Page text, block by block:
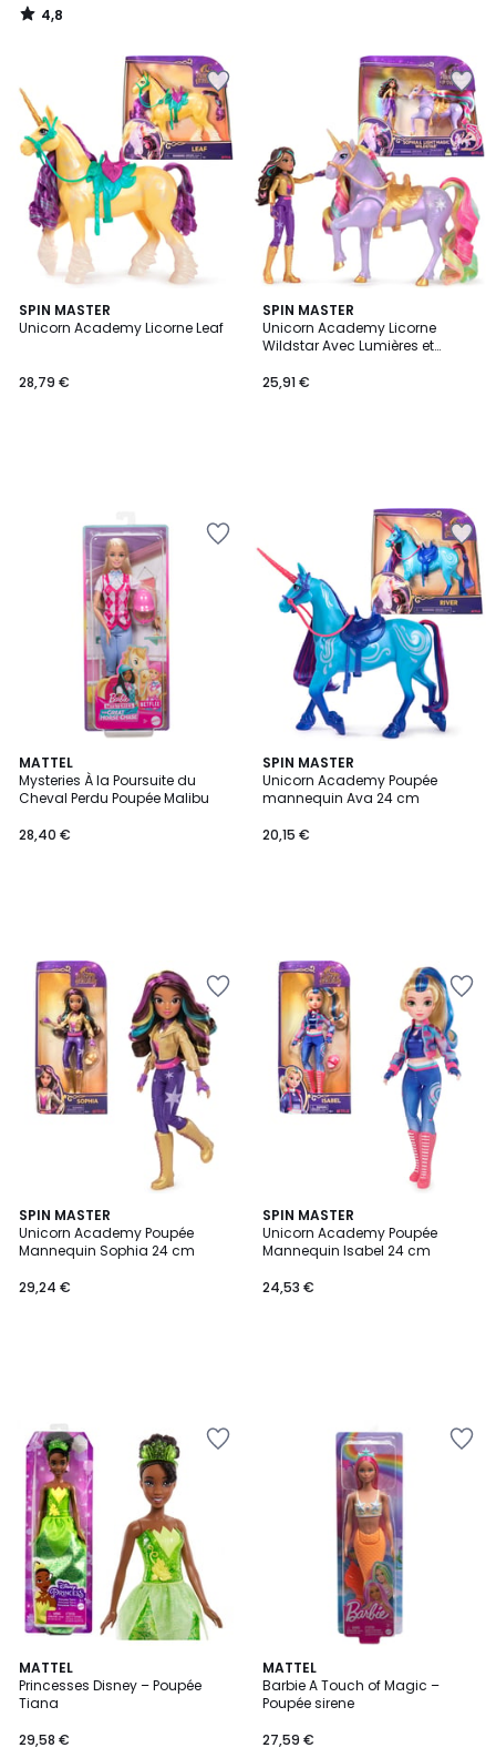
4,8
/
SPIN MASTER
Unicorn Academy Licorne Leaf
28,79 €
SPIN MASTER
Unicorn Academy Licorne
Wildstar Avec Lumières et
25,91 €
MATTEL
Mysteries À la Poursuite du
Cheval Perdu Poupée Malibu
28,40 €
SPIN MASTER
Unicorn Academy Poupée
mannequin Ava 24 cm
20,15 €
SPIN MASTER
Unicorn Academy Poupée
Mannequin Sophia 24 cm
29,24 €
SPIN MASTER
Unicorn Academy Poupée
Mannequin Isabel 24 cm
24,53 €
MATTEL
Princesses Disney – Poupée
Tiana
29,58 €
MATTEL
Barbie A Touch of Magic –
Poupée sirene
27,59 €